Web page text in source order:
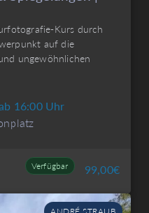
Kurs durch
auf die
ungewöhnlichen
16:00 Uhr
Verfügbar 99,00€